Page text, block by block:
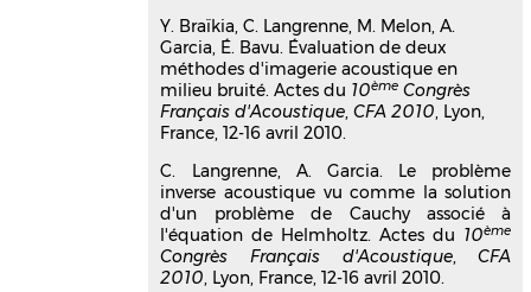
Alexandre Garcia
Acoustics 2012, Apr 2012, Nantes,
France
Communication dans un congrès
hal-00810930v1
résolution de sources actives par
retournement temporel dans le
domaine audible
Eric Bavu,Alain Berry,Manuel Melon,
Christophe Langrenne, Alexandre
Y. Braïkia, C. Langrenne, M. Melon, A.
Garcia, É. Bavu. Évaluation de deux
méthodes d'imagerie acoustique en
milieu bruité. Actes du 10ème Congrès
Français d'Acoustique,CFA 2010, Lyon,
France, 12-16 avril 2010.
C. Langrenne, A. Garcia. Le problème
inverse acoustique vu comme la solution
d'un problème de Cauchy associé à
l'équation de Helmholtz. Actes du 10ème
Congrès Français d'Acoustique,CFA
2010, Lyon, France, 12-16 avril 2010.